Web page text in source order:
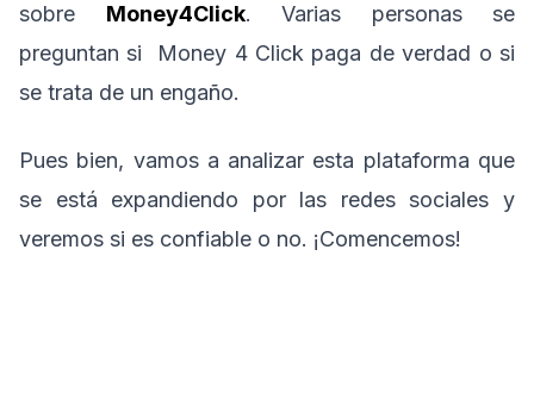
sobre Money4Click. Varias personas se
preguntan si Money 4 Click paga de verdad o si
se trata de un engaño.
Pues bien, vamos a analizar esta plataforma que
se está expandiendo por las redes sociales y
veremos si es confiable o no. ¡Comencemos!